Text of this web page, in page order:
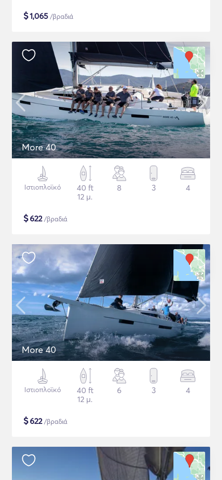
$1,065 /βραδιά
More 40
Ιστιοπλοϊκό
40 ft
12 μ.
8 3 4
$622/βραδιά
More 40
Ιστιοπλοϊκό
40 ft
12 μ.
6 3 4
$622/βραδιά